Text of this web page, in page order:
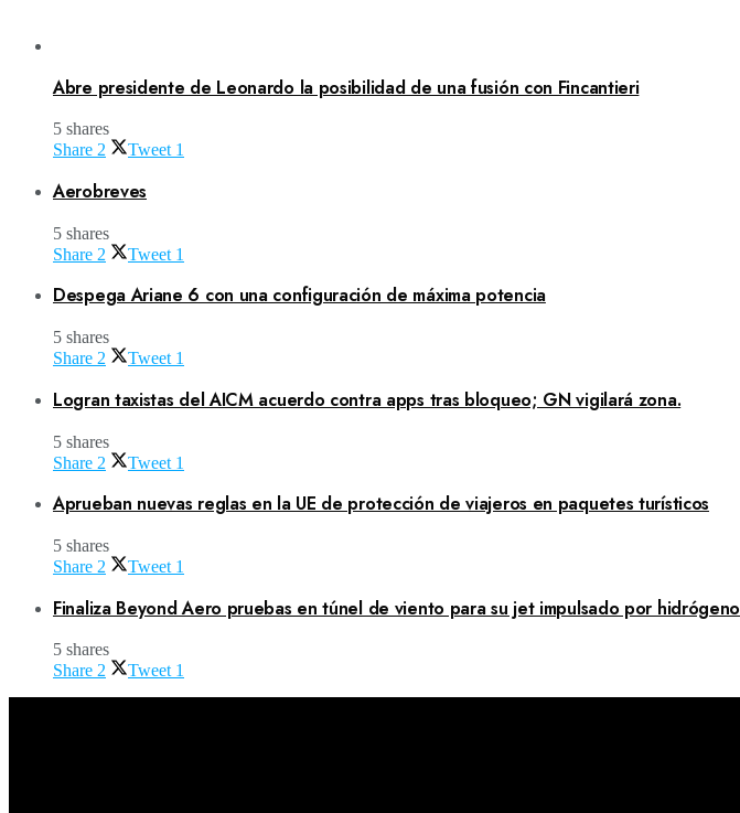
Abre presidente de Leonardo la posibilidad de una fusión con Fincantieri
5 shares
Share 2 Tweet 1
Aerobreves
5 shares
Share 2 Tweet 1
Despega Ariane 6 con una configuración de máxima potencia
5 shares
Share 2 Tweet 1
Logran taxistas del AICM acuerdo contra apps tras bloqueo; GN vigilará zona.
5 shares
Share 2 Tweet 1
Aprueban nuevas reglas en la UE de protección de viajeros en paquetes turísticos
5 shares
Share 2 Tweet 1
Finaliza Beyond Aero pruebas en túnel de viento para su jet impulsado por hidrógeno
5 shares
Share 2 Tweet 1